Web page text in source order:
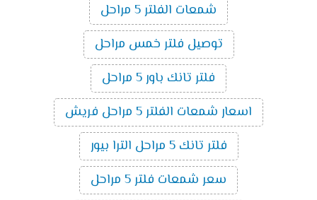
شمعات الفلتر 5 مراحل
توصيل فلتر خمس مراحل
فلتر تانك باور 5 مراحل
اسعار شمعات الفلتر 5 مراحل فريش
فلتر تانك 5 مراحل الترا بيور
سعر شمعات فلتر 5 مراحل